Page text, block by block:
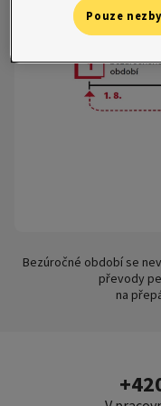
Bezúročné období se
převody
na
Pouze